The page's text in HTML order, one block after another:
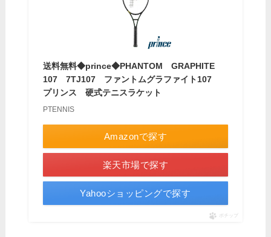
送料無料◆prince◆PHANTOM GRAPHITE
107 7TJ107 ファントムグラファイト107
プリンス 硬式テニスラケット
PTENNIS
Amazonで探す
楽天市場で探す
Yahooショッピングで探す
ポチップ